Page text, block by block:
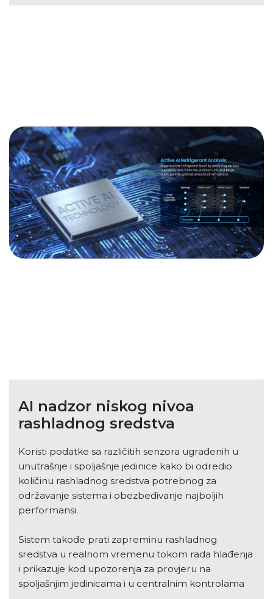
AI nadzor niskog nivoa
rashladnog sredstva
Koristi podatke sa različitih senzora ugrađenih u
unutrašnje i spoljašnje jedinice kako bi odredio
količinu rashladnog sredstva potrebnog za
održavanje sistema i obezbeđivanje najboljih
performansi.
Sistem takođe prati zapreminu rashladnog
sredstva u realnom vremenu tokom rada hlađenja
i prikazuje kod upozorenja za provjeru na
spoljašnjim jedinicama i u centralnim kontrolama